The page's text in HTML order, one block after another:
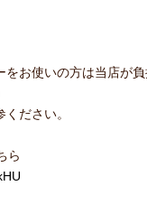
をお使いの方は当店が
ださい。
ら